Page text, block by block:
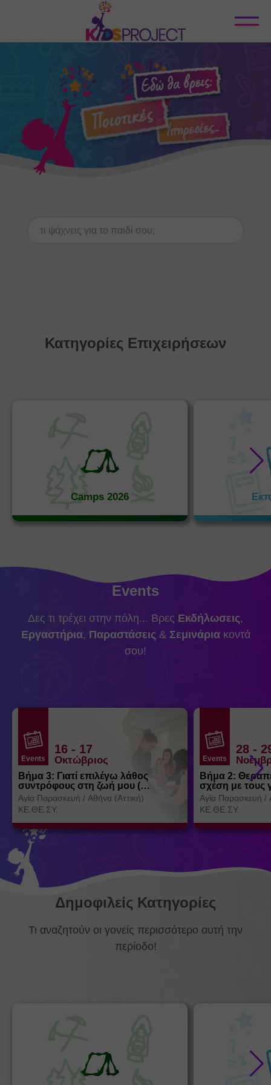
Κλείσιμο
Κατηγορίες Επιχειρήσεων
Camps 2026
Events
Δες τι τρέχει στην πόλη... Βρες Εκδήλωσεις,
Εργαστήρια, Παραστάσεις & Σεμινάριακοντά
σου!
Events
16 - 17
Οκτώβριος
Βήμα 3: Γιατί επιλέγω λάθος
συντρόφους στη ζωή μου (
Θεσσαλονίκη)
Αγία Παρασκευή / Αθήνα (Αττική)
ΚΕ.ΘΕ.ΣΥ.
Events
28 -
Βήμα 2:
σχέση με τους
Αγία Παρασκευή /
ΚΕ.ΘΕ.ΣΥ.
Δημοφιλείς Κατηγορίες
Τι αναζητούν οι γονείς περισσότερο αυτή την
περίοδο!